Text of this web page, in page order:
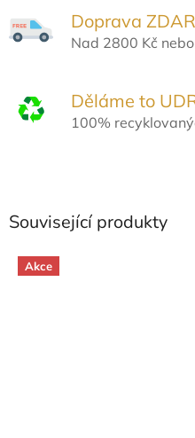
Doprava
Nad 2800 Kč
Děláme to
100%
Související produkty
Akce